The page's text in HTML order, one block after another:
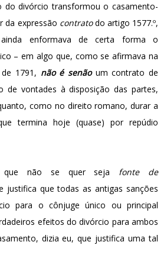
do divórcio transformou o casamento-
da expressão contratodo artigo 1577.º,
enformava de certa forma o
– em algo que, como se afirmava na
1791, não é senãoum contrato de
de vontades à disposição das partes,
como no direito romano, durar a
termina hoje (quase) por repúdio
que não se quer seja fonte de
justifica que todas as antigas sanções
para o cônjuge único ou principal
efeitos do divórcio para ambos
dizia eu, que justifica uma tal